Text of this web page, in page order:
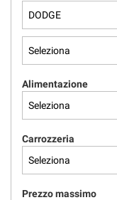
Alimentazione
Carrozzeria
Prezzo massimo